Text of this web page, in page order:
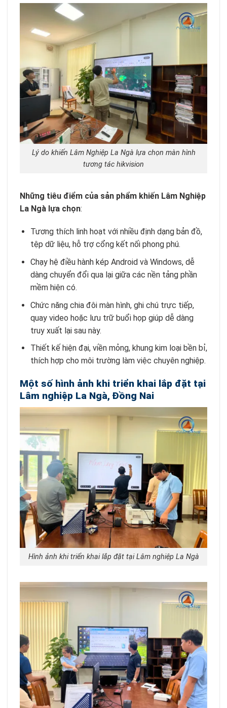
Lý do khiến Lâm Nghiệp La Ngà lựa chọn màn hình
tương tác hikvision
Những tiêu điểm của sản phẩm khiến Lâm Nghiệp
La Ngà lựa chọn:
Tương thích linh hoạt với nhiều định dạng bản đồ,
tệp dữ liệu, hỗ trợ cổng kết nối phong phú.
Chạy hệ điều hành kép Android và Windows, dễ
dàng chuyển đổi qua lại giữa các nền tảng phần
mềm hiện có.
Chức năng chia đôi màn hình, ghi chú trực tiếp,
quay video hoặc lưu trữ buổi họp giúp dễ dàng
truy xuất lại sau này.
Thiết kế hiện đại, viền mỏng, khung kim loại bền bỉ,
thích hợp cho môi trường làm việc chuyên nghiệp.
Một số hình ảnh khi triển khai lắp đặt tại
Lâm nghiệp La Ngà, Đồng Nai
Hình ảnh khi triển khai lắp đặt tại Lâm nghiệp La Ngà